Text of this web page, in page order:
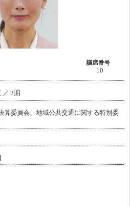
議席番号
10
／ 2期
算委員会、地域公共交通に関する特別委